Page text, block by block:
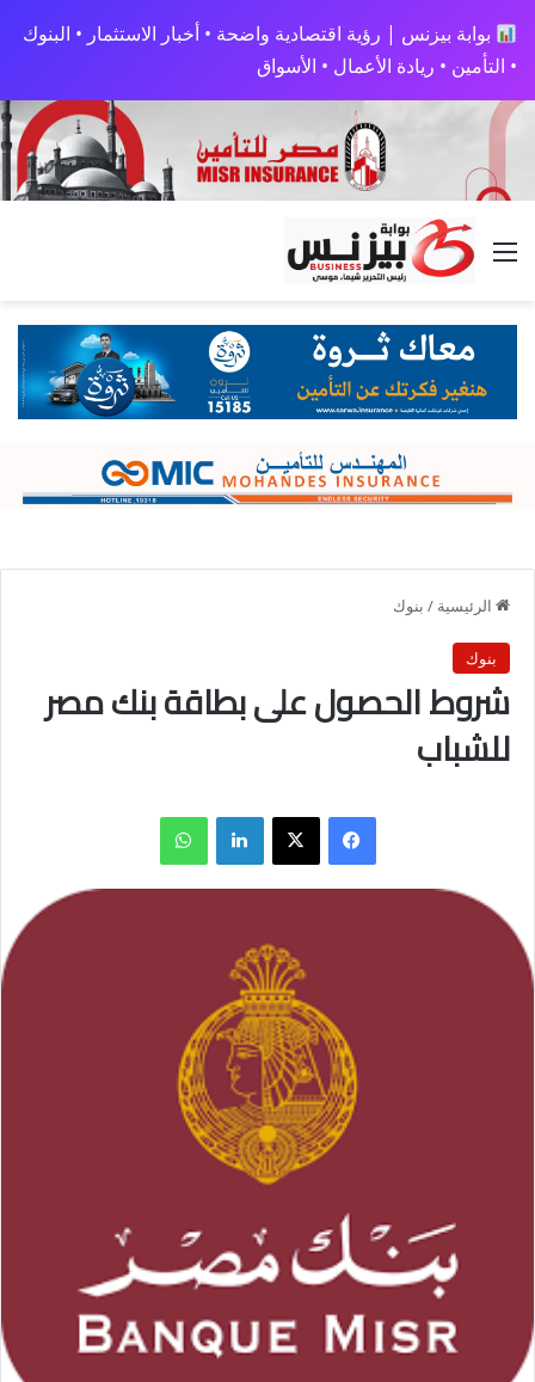
بوابة بيزنس | رؤية اقتصادية واضحة • أخبار الاستثمار • البنوك
• التأمين • ريادة الأعمال • الأسواق
القائمة
الرئيسية / بنوك
بنوك
شروط الحصول على بطاقة بنك مصر
للشباب
فيسبوك X لينكدإن